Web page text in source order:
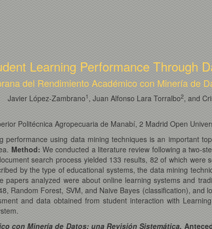
Learning Performance Through
del Rendimiento Académico con Minería de
Javier López-Zambrano1 , Juan Alfonso Lara Torralbo2, and
Politécnica Agropecuaria de Manabí, 2 Madrid Open
performance using data mining techniques is an important
Method: We conducted a literature review following a two-
search process yielded 133 results, 82 of which
by the type of educational systems, the data mining
papers analyzed were about online learning systems and
Random Forest, SVM, and Naive Bayes (classification),
and data obtained from student interaction with
con Minería de Datos: una Revisión Sistemática.